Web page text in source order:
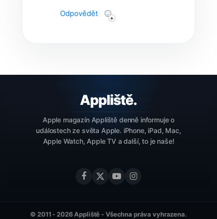
Odpovědět·
Apple magazín Appliště denně informuje o
událostech ze světa Apple. iPhone, iPad, Mac,
Apple Watch, Apple TV a další, to je naše!
© 2011 - 2026 Appliště - Všechna práva vyhrazena.